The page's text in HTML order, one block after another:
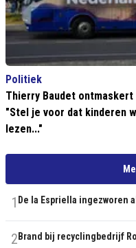
Politiek
Thierry Baudet
"Stel je voor dat kinderen
lezen..."
1 De la Espriella ingezworen
2 Brand bij recyclingbedrijf